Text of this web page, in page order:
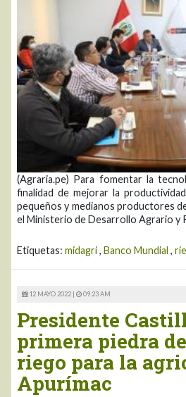
(Agraria.pe) Para fomentar la
finalidad de mejorar la
pequeños y medianos productores
el Ministerio de Desarrollo Agrario y
Etiquetas: midagri, Banco Mundial ,
12 MAYO 2022 | 09:23 AM
Presidente
primera piedra
riego para la
Apurímac